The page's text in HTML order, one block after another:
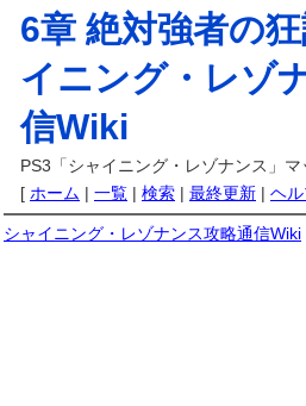
6章 絶対強者の
イニング・レゾ
信Wiki
PS3「シャイニング・レゾナンス」
[ ホーム | 一覧 | 検索 | 最終更新 | ヘ
シャイニング・レゾナンス攻略通信Wiki